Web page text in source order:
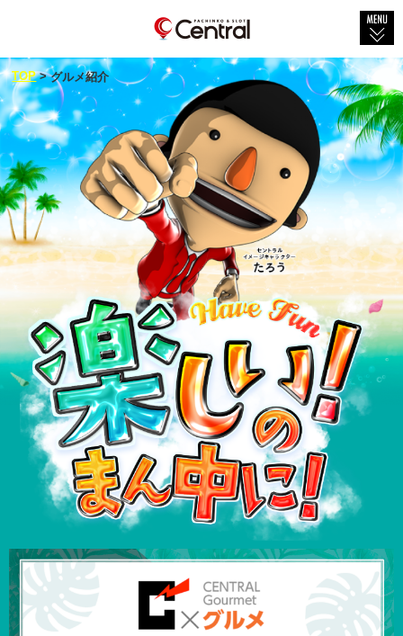
TOP
会社概要
店舗紹介
社会貢献
セントラル×グルメ
新台情報
物件紹介
採用情報
TOP>グルメ紹介